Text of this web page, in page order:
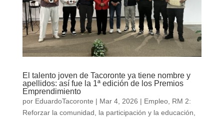
El talento joven de Tacoronte ya tiene nombre y
apellidos: así fue la 1ª edición de los Premios
Emprendimiento
por EduardoTacoronte | Mar 4, 2026 | Empleo, RM 2:
Reforzar la comunidad, la participación y la educación